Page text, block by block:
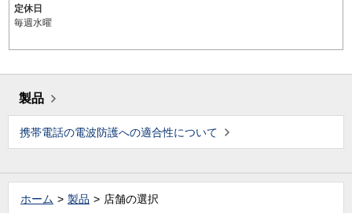
定休日
毎週水曜
製品
携帯電話の電波防護への適合性について
ホーム 製品 店舗の選択